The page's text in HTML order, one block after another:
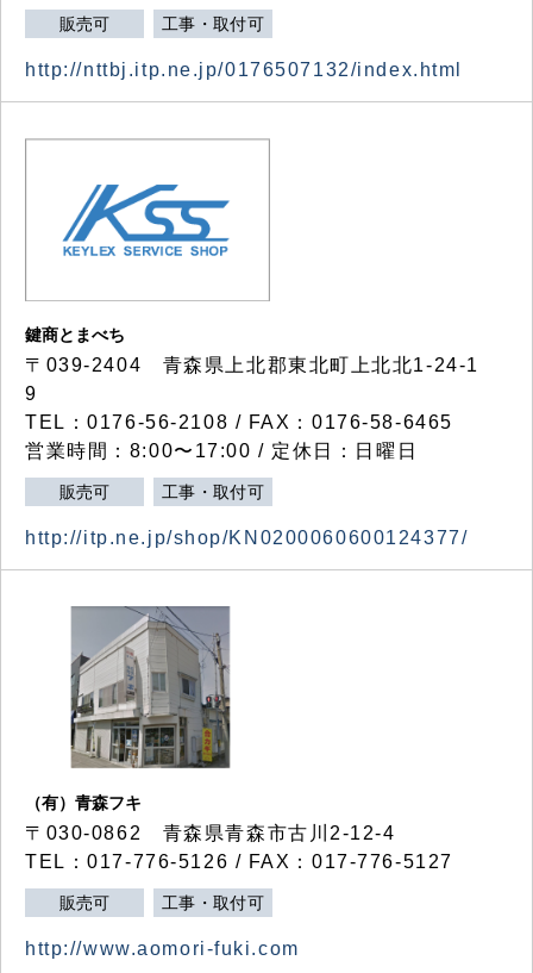
販売可 工事・取付可
http://nttbj.itp.ne.jp/0176507132/index.html
鍵商とまべち
〒039-2404 青森県上北郡東北町上北北1-24-1
9
TEL：0176-56-2108 / FAX：0176-58-6465
営業時間：8:00〜17:00 / 定休日：日曜日
販売可 工事・取付可
http://itp.ne.jp/shop/KN0200060600124377/
（有）青森フキ
〒030-0862 青森県青森市古川2-12-4
TEL：017-776-5126 / FAX：017-776-5127
販売可 工事・取付可
http://www.aomori-fuki.com